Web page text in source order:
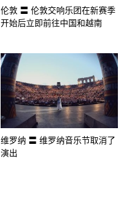
伦敦 〓 伦敦交响乐团在新赛季
开始后立即前往中国和越南
维罗纳 〓 维罗纳音乐节取消了
演出